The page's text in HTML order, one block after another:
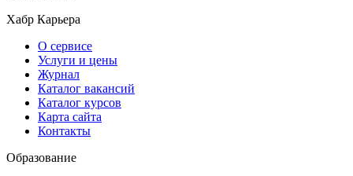
Хабр Карьера
О сервисе
Услуги и цены
Журнал
Каталог вакансий
Каталог курсов
Карта сайта
Контакты
Образование